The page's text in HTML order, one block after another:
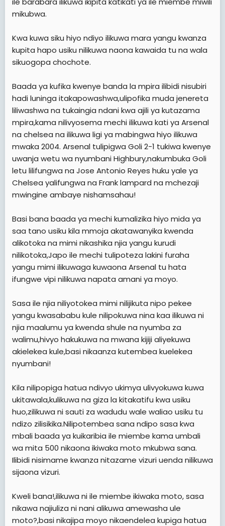
mikubwa.
Kwa kuwa siku hiyo ndiyo ilikuwa mara yangu kwanza
kupita hapo usiku nilikuwa naona kawaida tu na wala
sikuogopa chochote.
Baada ya kufika kwenye banda la mpira ilibidi nisubiri
hadi luninga itakapowashwa,ulipofika muda jenereta
liliwashwa na tukaingia ndani kwa ajili ya kutazama
mpira,kama nilivyosema mechi ilikuwa kati ya Arsenal
na chelsea na ilikuwa ligi ya mabingwa hiyo ilikuwa
mwaka 2004. Arsenal tulipigwa Goli 2-1 tukiwa kwenye
uwanja wetu wa nyumbani Highbury,nakumbuka Goli
letu lilifungwa na Jose Antonio Reyes huku yale ya
Chelsea yalifungwa na Frank lampard na mchezaji
mwingine ambaye nishamsahau!
Basi bana baada ya mechi kumalizika hiyo mida ya
saa tano usiku kila mmoja akatawanyika kwenda
alikotoka na mimi nikashika njia yangu kurudi
nilikotoka,Japo ile mechi tulipoteza lakini furaha
yangu mimi ilikuwaga kuwaona Arsenal tu hata
ifungwe vipi nilikuwa napata amani ya moyo.
Sasa ile njia niliyotokea mimi nilijikuta nipo pekee
yangu kwasababu kule nilipokuwa nina kaa ilikuwa ni
njia maalumu ya kwenda shule na nyumba za
walimu,hivyo hakukuwa na mwana kijiji aliyekuwa
akielekea kule,basi nikaanza kutembea kuelekea
nyumbani!
Kila nilipopiga hatua ndivyo ukimya ulivyokuwa kuwa
ukitawala,kulikuwa na giza la kitakatifu kwa usiku
huo,zilikuwa ni sauti za wadudu wale waliao usiku tu
ndizo zilisikika.Nilipotembea sana ndipo sasa kwa
mbali baada ya kuikaribia ile miembe kama umbali
wa mita 500 nikaona ikiwaka moto mkubwa sana.
Ilibidi nisimame kwanza nitazame vizuri uenda nilikuwa
sijaona vizuri.
Kweli bana!,ilikuwa ni ile miembe ikiwaka moto, sasa
nikawa najiuliza ni nani alikuwa amewasha ule
moto?,basi nikajipa moyo nikaendelea kupiga hatua